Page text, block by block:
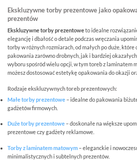
Ekskluzywne torby prezentowe jako
prezentów
Ekskluzywne torby prezentoweto idealne
elegancję i dbałość o detale podczas wręczania
torby w różnych rozmiarach, od małych po duże,
pakowania zarówno drobnych, jak i bardziej
wyboru spośród wielu opcji, w tym toreb z laminatem
możesz dostosować estetykę opakowania do okazji
Rodzaje ekskluzywnych toreb prezentowych:
Małe torby prezentowe – idealne do pakowania
gadżetów firmowych.
Duże torby prezentowe – doskonałe na większe
prezentowe czy gadżety reklamowe.
Torby z laminatem matowym – eleganckie i
minimalistycznych i subtelnych prezentów.